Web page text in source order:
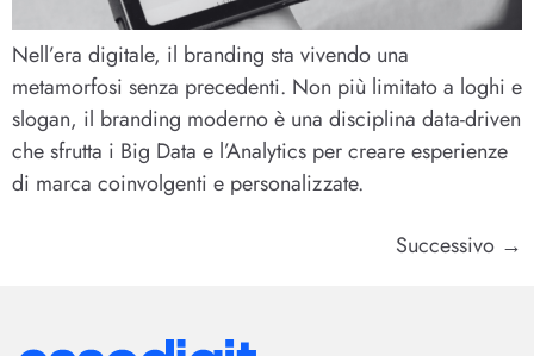
Nell’era digitale, il branding sta vivendo una
metamorfosi senza precedenti. Non più limitato a loghi e
slogan, il branding moderno è una disciplina data-driven
che sfrutta i Big Data e l’Analytics per creare esperienze
di marca coinvolgenti e personalizzate.
Successivo →